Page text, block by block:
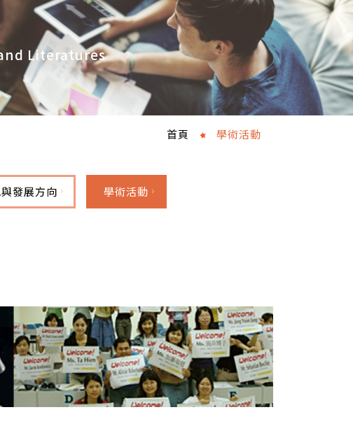
Literatures
首頁 學術活動
發展方向 學術活動